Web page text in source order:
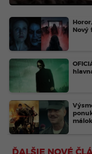
Nový